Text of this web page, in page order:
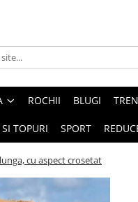
ROCHII BLUGI
TOPURI SPORT
cu aspect crosetat